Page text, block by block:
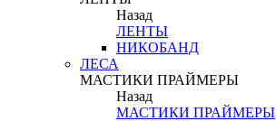
Назад
ЛЕНТЫ
НИКОБАНД
ЛЕСА
МАСТИКИ ПРАЙМЕРЫ
Назад
МАСТИКИ ПРАЙМЕРЫ